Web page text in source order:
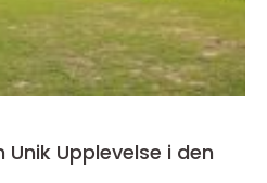
Upplevelse i den